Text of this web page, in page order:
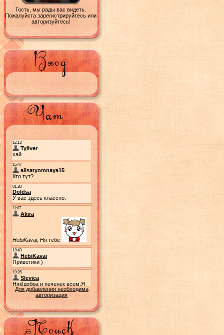
Гость, мы рады вас видеть.
Пожалуйста зарегистрируйтесь или
авторизуйтесь!
Для добавления необходима
авторизация